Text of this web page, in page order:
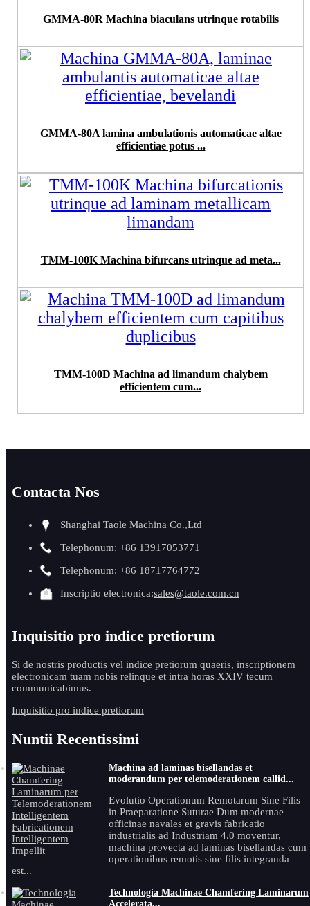
GMMA-80R Machina biaculans utrinque rotabilis
GMMA-80A lamina ambulationis automaticae altae
efficientiae potus ...
TMM-100K Machina bifurcans utrinque ad meta...
TMM-100D Machina ad limandum chalybem
efficientem cum...
Contacta Nos
Shanghai Taole Machina Co.,Ltd
Telephonum: +86 13917053771
Telephonum: +86 18717764772
Inscriptio electronica:sales@taole.com.cn
Inquisitio pro indice pretiorum
Si de nostris productis vel indice pretiorum quaeris, inscriptionem
electronicam tuam nobis relinque et intra horas XXIV tecum
communicabimus.
Inquisitio pro indice pretiorum
Nuntii Recentissimi
Machina ad laminas bisellandas et
moderandum per telemoderationem callid...
Evolutio Operationum Remotarum Sine Filis
in Praeparatione Suturae Dum modernae
officinae navales et gravis fabricatio
industrialis ad Industriam 4.0 moventur,
machina provecta ad laminas bisellandas cum
operationibus remotis sine filis integranda
est...
Technologia Machinae Chamfering Laminarum
Accelerata...